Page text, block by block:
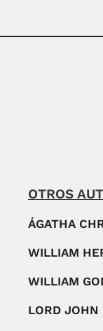
OTROS
ÁGATHA
WILLIAM
WILLIAM
LORD JOHN